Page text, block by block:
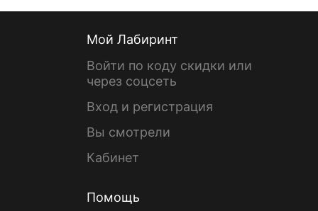
Мой Лабиринт
Войти по коду скидки или
через соцсеть
Вход и регистрация
Вы смотрели
Кабинет
Помощь